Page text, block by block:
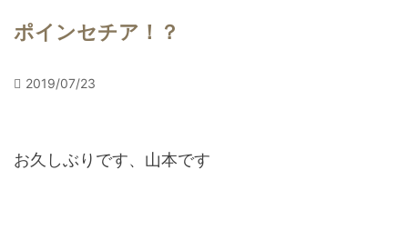
ポインセチア！？
2019/07/23
お久しぶりです、山本です